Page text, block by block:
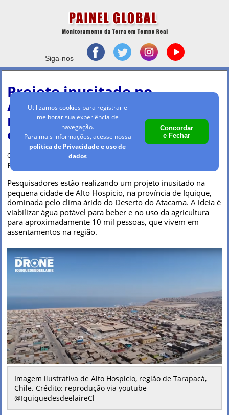
Siga-nos
Projeto inusitado no
Atacama estuda coletar
neblina para combater
escassez de água
Quarta-feira, 26 fev 2025 - 08h17
Por Maria Clara Machado
Pesquisadores estão realizando um projeto inusitado na
pequena cidade de Alto Hospicio, na província de Iquique,
dominada pelo clima árido do Deserto do Atacama. A ideia é
viabilizar água potável para beber e no uso da agricultura
para aproximadamente 10 mil pessoas, que vivem em
assentamentos na região.
Imagem ilustrativa de Alto Hospicio, região de Tarapacá,
Chile. Crédito: reprodução via youtube
@IquiquedesdeelaireCl
Utilizamos cookies para registrar e
melhorar sua experiência de
navegação.
Para mais informações, acesse nossa
política de Privacidade e uso de
dados
Concordar
e Fechar